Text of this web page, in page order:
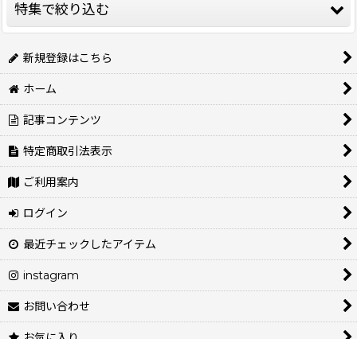
絞り込む
特集で絞り込む
★イヌクロオリジナルウェア★
💕クリスマス＆お正月準備フェア開催中💕
BRAND★DOG WEAR
ジェニーちゃんおすすめ💕
キャバ主総会👔
母の日フェア💕
防災フェア
SALE
新規登録はこちら
ホーム
記事コンテンツ
特定商取引法表示
ご利用案内
ログイン
最近チェックしたアイテム
instagram
お問い合わせ